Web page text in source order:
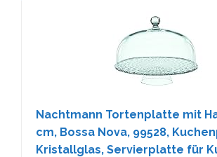
Nachtmann Tortenplatte mit
cm, Bossa Nova, 99528,
Kristallglas, Servierplatte für